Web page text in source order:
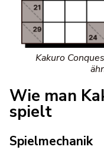
Kakuro
Wie man
spielt
Spielmechanik